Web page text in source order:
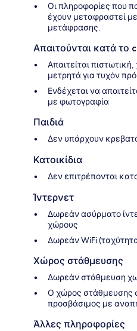
Οι πληροφορίες που
έχουν μεταφραστεί
μετάφρασης.
Απαιτούνται κατά το
Απαιτείται
μετρητά για τυχόν
Ενδέχεται να
με φωτογραφία
Παιδιά
Δεν υπάρχουν
Κατοικίδια
Δεν επιτρέπονται
Ίντερνετ
Δωρεάν ασύρματο
χώρους
Δωρεάν WiFi
Χώρος στάθμευσης
Δωρεάν στάθμευση
Ο χώρος στάθμευσης
προσβάσιμος με
Άλλες πληροφορίες